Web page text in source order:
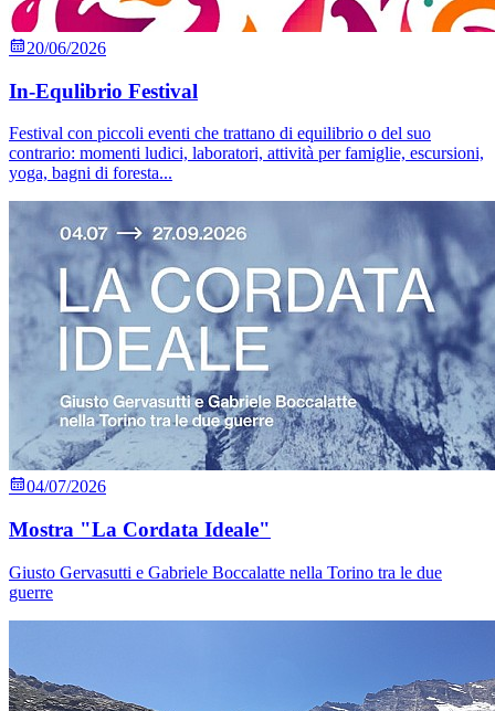
20/06/2026
In-Equlibrio Festival
Festival con piccoli eventi che trattano di equilibrio o del suo
contrario: momenti ludici, laboratori, attività per famiglie, escursioni,
yoga, bagni di foresta...
04/07/2026
Mostra "La Cordata Ideale"
Giusto Gervasutti e Gabriele Boccalatte nella Torino tra le due
guerre